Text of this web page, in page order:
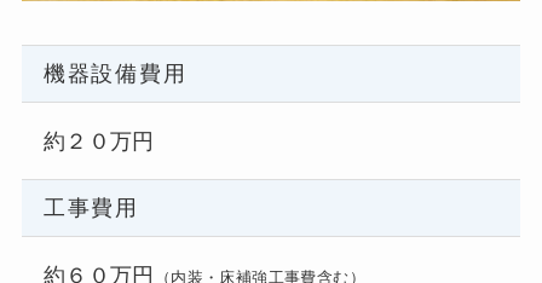
機器設備費用
約２０万円
工事費用
約６０万円 （内装・床補強工事費含む）